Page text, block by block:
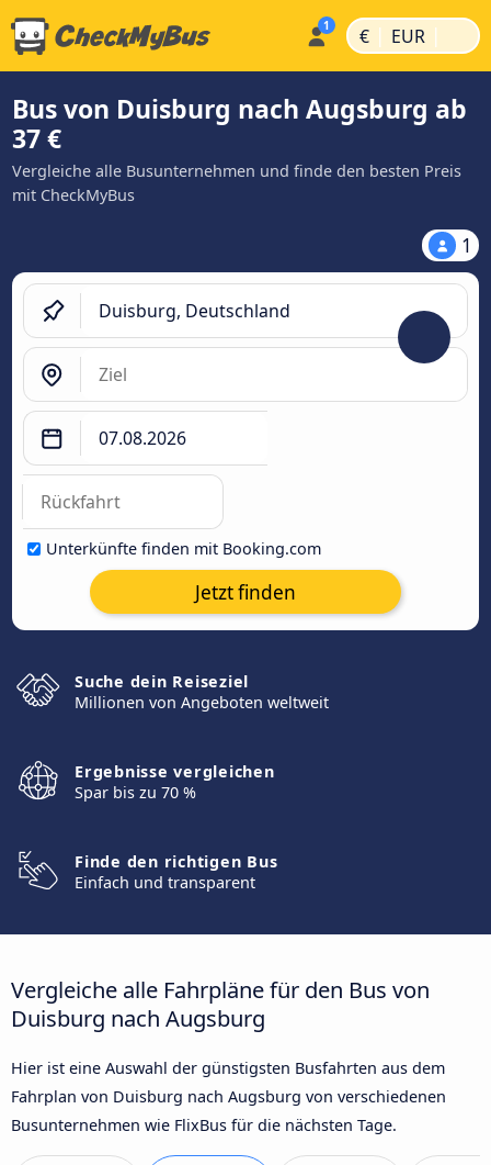
€ | EUR |
Bus von Duisburg nach Augsburg ab
37 €
Vergleiche alle Busunternehmen und finde den besten Preis
mit CheckMyBus
1
Unterkünfte finden mit Booking.com
Jetzt finden
Suche dein Reiseziel
Millionen von Angeboten weltweit
Ergebnisse vergleichen
Spar bis zu 70 %
Finde den richtigen Bus
Einfach und transparent
Vergleiche alle Fahrpläne für den Bus von
Duisburg nach Augsburg
Hier ist eine Auswahl der günstigsten Busfahrten aus dem
Fahrplan von Duisburg nach Augsburg von verschiedenen
Busunternehmen wie FlixBus für die nächsten Tage.